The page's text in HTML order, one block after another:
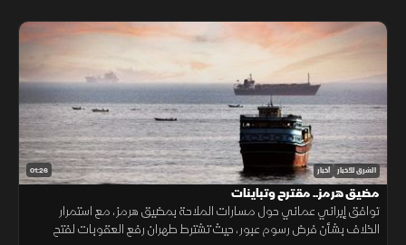
01:26 الشرق للأخبار أخبار
مضيق هرمز.. مقترح وتباينات
توافق إيراني عماني حول مسارات الملاحة بمضيق هرمز، مع استمرار
الخلاف بشأن فرض رسوم عبور، حيث تشترط طهران رفع العقوبات لفتح